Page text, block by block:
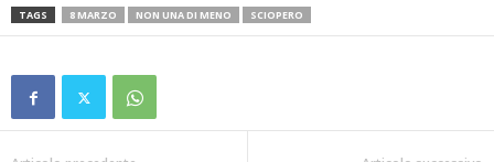
TAGS 8 MARZO NON UNA DI MENO SCIOPERO